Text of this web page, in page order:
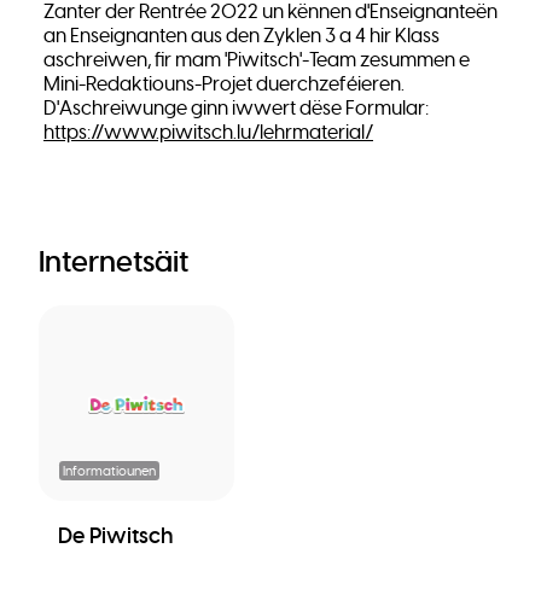
Zanter der Rentrée 2022 un kënnen d'Enseignanteën
an Enseignanten aus den Zyklen 3 a 4 hir Klass
aschreiwen, fir mam 'Piwitsch'-Team zesummen e
Mini-Redaktiouns-Projet duerchzeféieren.
D'Aschreiwunge ginn iwwert dëse Formular:
https://www.piwitsch.lu/lehrmaterial/
Internetsäit
Informatiounen
De Piwitsch